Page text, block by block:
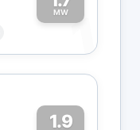
MW1
1.9